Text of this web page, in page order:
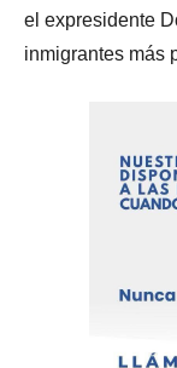
el expresidente
inmigrantes más